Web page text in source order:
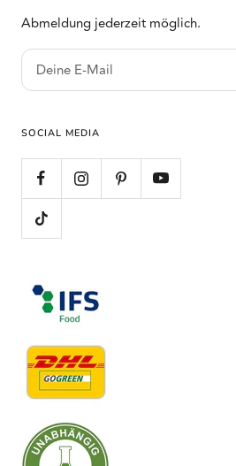
Abmeldung jederzeit möglich.
Deine E-Mail
SOCIAL MEDIA